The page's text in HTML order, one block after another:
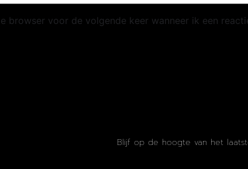
browser voor de volgende keer wanneer ik een
Blijf op de hoogte van het